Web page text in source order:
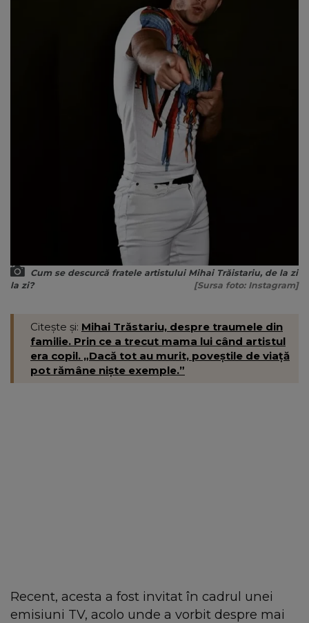
Cum se descurcă fratele artistului Mihai Trăistariu, de la zi
la zi?
[Sursa foto: Instagram]
Citește și: Mihai Trăstariu, despre traumele din
familie. Prin ce a trecut mama lui când artistul
era copil. „Dacă tot au murit, poveștile de viață
pot rămâne niște exemple.”
Recent, acesta a fost invitat în cadrul unei
emisiuni TV, acolo unde a vorbit despre mai